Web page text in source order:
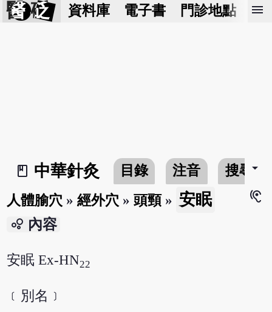
醫 砭 資料庫 電子書 門診地點 預
menu
book_2
中華針灸 目錄 注音 搜尋arrow_drop_down
人體腧穴 »經外穴 »頭頸» 安眠
hearing
bubble_chart 內容
安眠 Ex-HN22
﹝別名﹞